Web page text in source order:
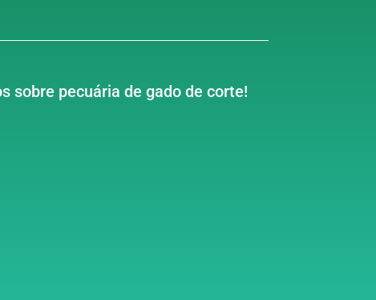
sobre pecuária de gado de corte!